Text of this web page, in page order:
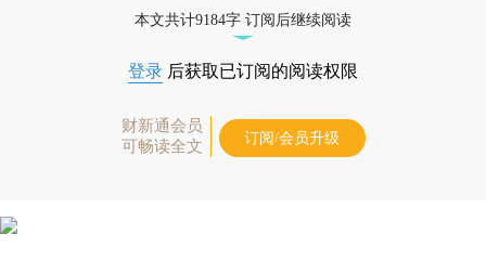
本文共计9184字 订阅后继续阅读
登录 后获取已订阅的阅读权限
财新通会员
可畅读全文
订阅/会员升级